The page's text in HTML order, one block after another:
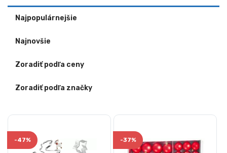
Najpopulárnejšie
Najnovšie
Zoradiť podľa ceny
Zoradiť podľa značky
-47% -37%